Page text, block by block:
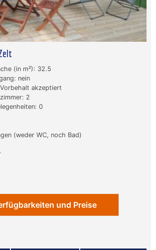
(in m²): 32.5
nein
akzeptiert
2
0
(weder WC, noch Bad)
und Preise